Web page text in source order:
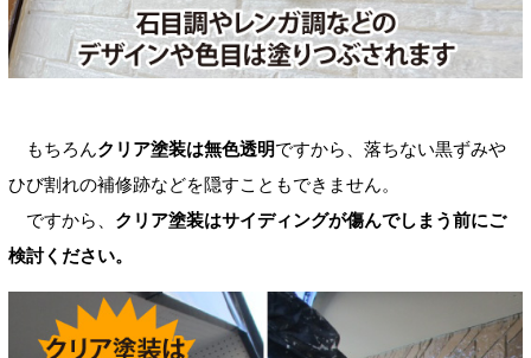
もちろんクリア塗装は無色透明ですから、落ちない黒ずみや
ひび割れの補修跡などを隠すこともできません。
ですから、 クリア塗装はサイディングが傷んでしまう前にご
検討ください。